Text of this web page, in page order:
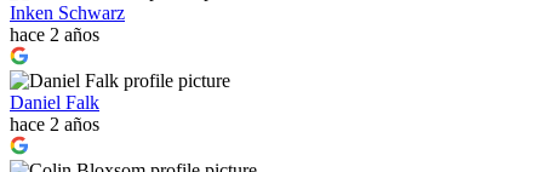
Inken Schwarz
hace 2 años
Daniel Falk
hace 2 años